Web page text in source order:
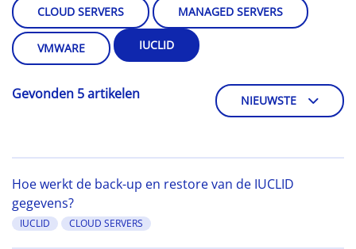
CLOUD SERVERS MANAGED SERVERS
VMWARE IUCLID
Gevonden 5 artikelen NIEUWSTE
Hoe werkt de back-up en restore van de IUCLID
gegevens?
IUCLID CLOUD SERVERS